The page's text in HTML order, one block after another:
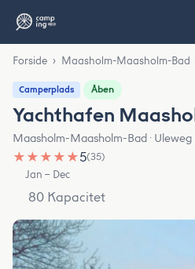
Forside › Maasholm-Maasholm-Bad
Camperplads Åben
Yachthafen
Maasholm-Maasholm-Bad · Uleweg
★ ★ ★ ★ ★5(35)
Jan – Dec
80 Kapacitet